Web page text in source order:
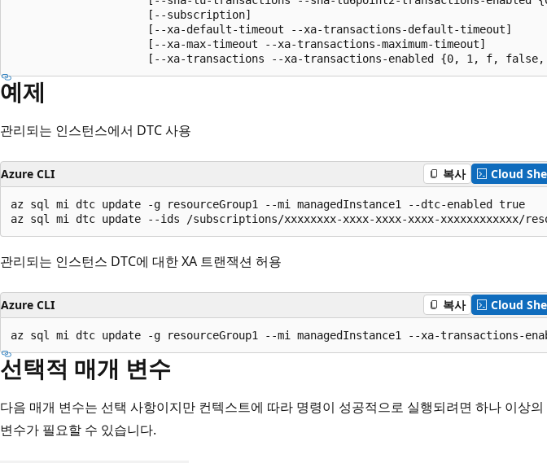
                     [--subscription]
                     [--xa-default-timeout --xa-transactions-default-timeout]
                     [--xa-max-timeout --xa-transactions-maximum-timeout]
[--xa-transactions --xa-transactions-enabled {0, 1, f, false,
예제
관리되는 인스턴스에서 DTC 사용
Azure CLI 복사 Cloud
az sql mi dtc update -g resourceGroup1 --mi managedInstance1 --dtc-enabled true
az sql mi dtc update --ids /subscriptions/xxxxxxxx-xxxx-xxxx-xxxx-xxxxxxxxxxxx/
관리되는 인스턴스 DTC에 대한 XA 트랜잭션 허용
Azure CLI 복사 Cloud
az sql mi dtc update -g resourceGroup1 --mi managedInstance1 --xa-transactions-
선택적 매개 변수
다음 매개 변수는 선택 사항이지만 컨텍스트에 따라 명령이 성공적으로 실행되려면 하나 이상의
변수가 필요할 수 있습니다.